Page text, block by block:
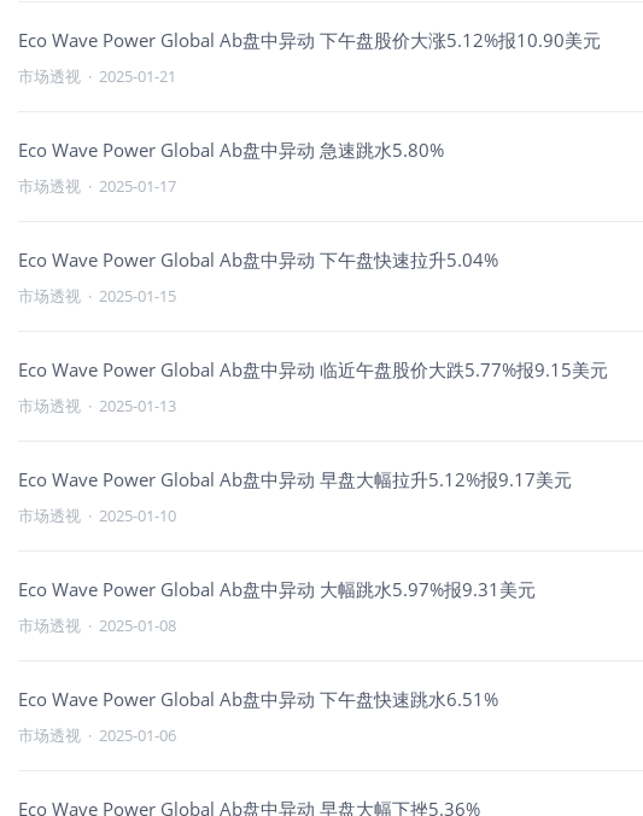
Eco Wave Power Global Ab盘中异动 下午盘股价大涨5.12%报10.90美元
市场透视 · 2025-01-21
Eco Wave Power Global Ab盘中异动 急速跳水5.80%
市场透视 · 2025-01-17
Eco Wave Power Global Ab盘中异动 下午盘快速拉升5.04%
市场透视 · 2025-01-15
Eco Wave Power Global Ab盘中异动 临近午盘股价大跌5.77%报9.15美元
市场透视 · 2025-01-13
Eco Wave Power Global Ab盘中异动 早盘大幅拉升5.12%报9.17美元
市场透视 · 2025-01-10
Eco Wave Power Global Ab盘中异动 大幅跳水5.97%报9.31美元
市场透视 · 2025-01-08
Eco Wave Power Global Ab盘中异动 下午盘快速跳水6.51%
市场透视 · 2025-01-06
Eco Wave Power Global Ab盘中异动 早盘大幅下挫5.36%